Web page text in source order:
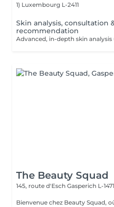
1) Luxembourg L-2411
Skin analysis, consultation
recommendation
The Beauty Squad
145, route d'Esch Gasperich L-1471
Bienvenue chez Beauty Squad,